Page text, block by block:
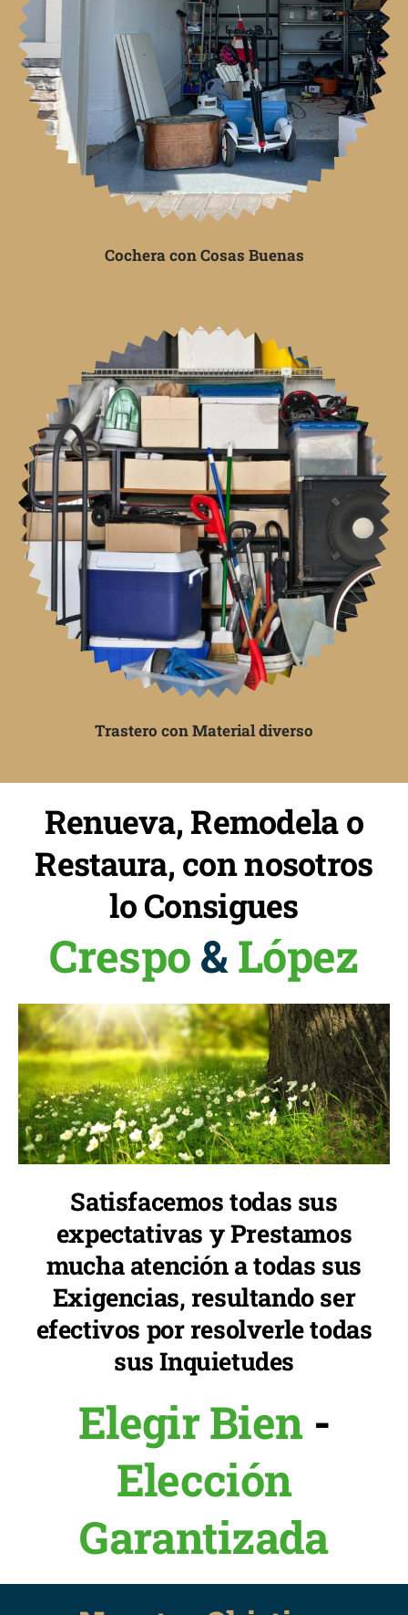
Cochera con Cosas Buenas
Trastero con Material diverso
Renueva, Remodela o
Restaura, con nosotros
lo Consigues
Crespo&López
Satisfacemos todas sus
expectativas y Prestamos
mucha atención a todas sus
Exigencias, resultando ser
efectivos por resolverle todas
sus Inquietudes
Elegir Bien -
Elección
Garantizada